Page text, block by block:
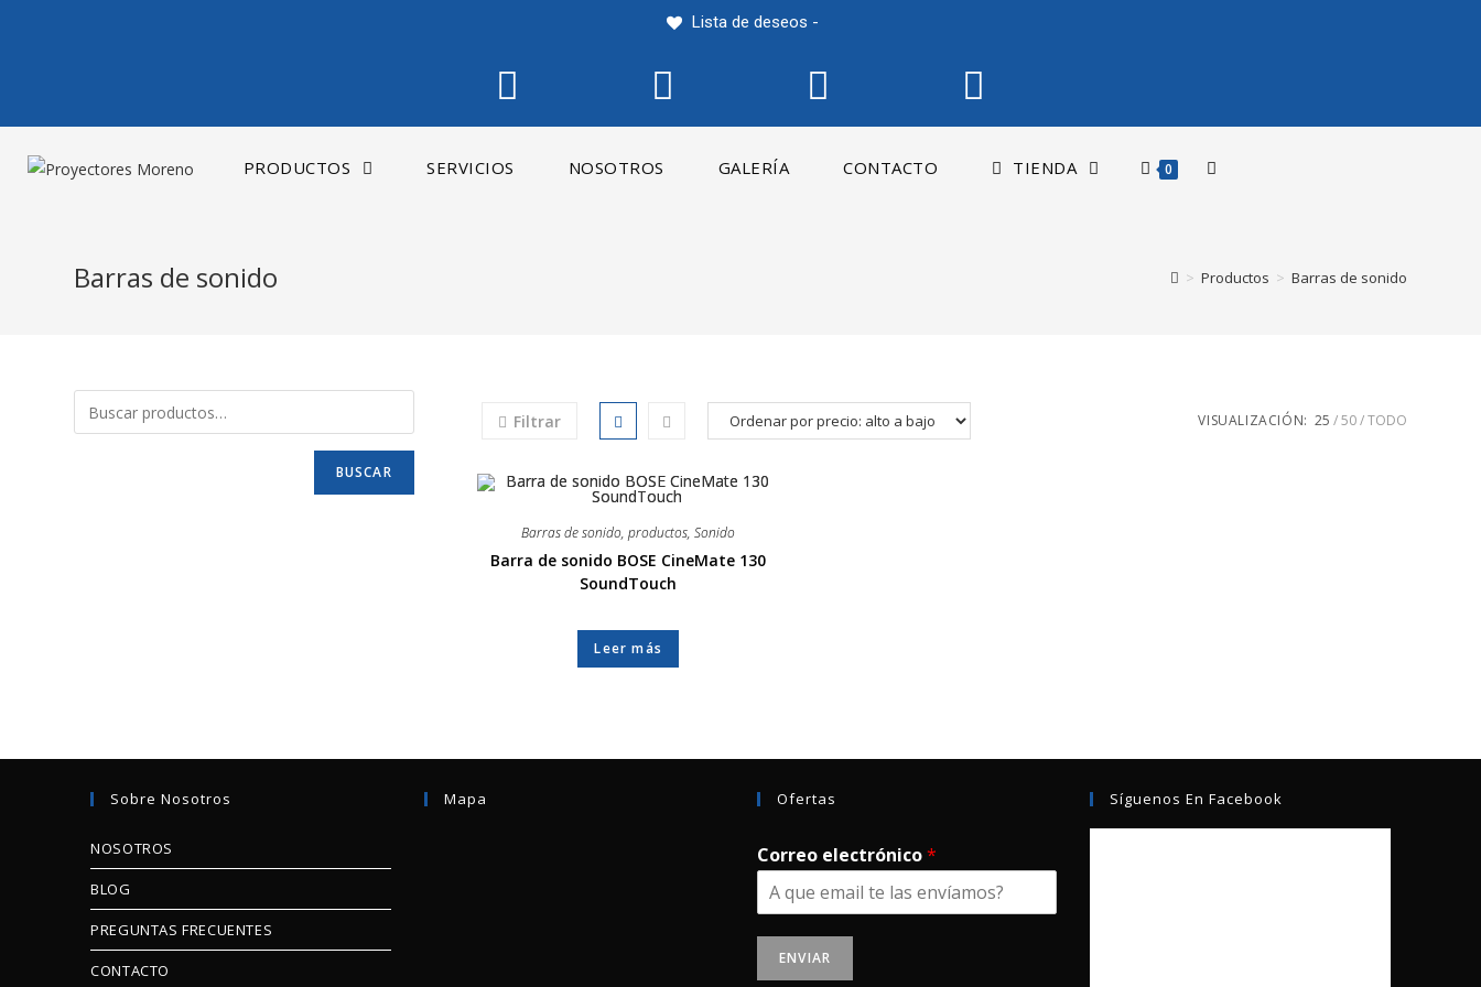
Lista de deseos -
PRODUCTOS SERVICIOS NOSOTROS GALERÍA CONTACTO TIENDA 0
Barras de sonido > Productos > Barras de sonido
Filtrar VISUALIZACIÓN: 25 50 TODO
Barras de sonido,productos,Sonido
Barra de sonido BOSE CineMate 130
SoundTouch
Leer más
BUSCAR
Sobre Nosotros
NOSOTROS
BLOG
PREGUNTAS FRECUENTES
CONTACTO
Mapa Ofertas
Correo electrónico*
ENVIAR
Síguenos En Facebook